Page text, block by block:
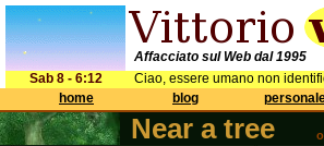
Affacciato sul Web dal 1995
Sab 8 - 6:12
Ciao, essere umano non
home
blog
Near a tree